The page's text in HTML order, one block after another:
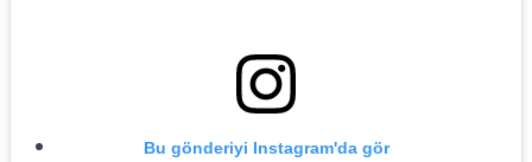
Bu gönderiyi Instagram'da gör